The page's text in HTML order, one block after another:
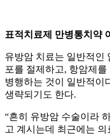
표적치료제 만병통치약
유방암 치료는 일반적인
포를 절제하고, 항암제
병행하는 것이 일반적이
생략되기도 한다.
“흔히 유방암 수술이라
고 계시는데 최근에는